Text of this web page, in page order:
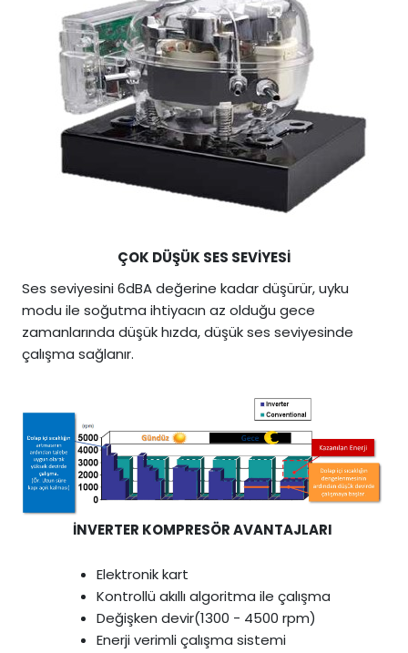
ÇOK DÜŞÜK SES SEVİYESİ
Ses seviyesini 6dBA değerine kadar düşürür, uyku
modu ile soğutma ihtiyacın az olduğu gece
zamanlarında düşük hızda, düşük ses seviyesinde
çalışma sağlanır.
İNVERTER KOMPRESÖR AVANTAJLARI
Elektronik kart
Kontrollü akıllı algoritma ile çalışma
Değişken devir(1300 - 4500 rpm)
Enerji verimli çalışma sistemi